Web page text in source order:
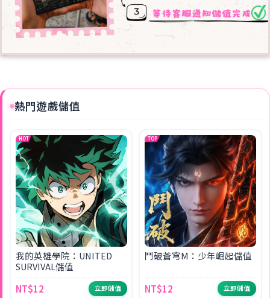
熱門遊戲儲值
HOT
我的英雄學院：UNITED
SURVIVAL儲值
NT$12
立即儲值
TOP
鬥破蒼穹M：少年崛起儲值
NT$12 立即儲值